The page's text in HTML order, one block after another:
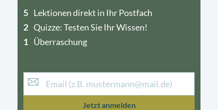
5 Lektionen direkt in Ihr Postfach
2 Quizze: Testen Sie Ihr Wissen!
1 Überraschung
4
1
Jetzt anmelden